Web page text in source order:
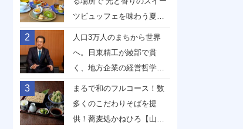
ツビュッフェを味わう夏
2
人口3万人のまちから世界
へ。日東精工が綾部で貫
く、地方企業の経営哲学
【京都府綾部市】
3
まるで和のフルコース！数
多くのこだわりそばを提
供！蕎麦処かねひろ【山形